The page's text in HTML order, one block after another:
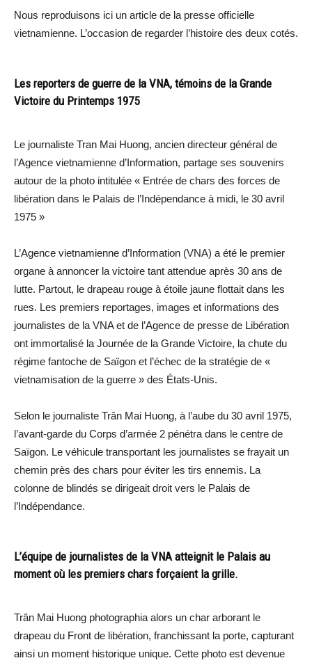
Nous reproduisons ici un article de la presse officielle
vietnamienne. L’occasion de regarder l’histoire des deux cotés.
Les reporters de guerre de la VNA, témoins de la Grande
Victoire du Printemps 1975
Le journaliste Tran Mai Huong, ancien directeur général de
l’Agence vietnamienne d’Information, partage ses souvenirs
autour de la photo intitulée « Entrée de chars des forces de
libération dans le Palais de l’Indépendance à midi, le 30 avril
1975 »
L’Agence vietnamienne d’Information (VNA) a été le premier
organe à annoncer la victoire tant attendue après 30 ans de
lutte. Partout, le drapeau rouge à étoile jaune flottait dans les
rues. Les premiers reportages, images et informations des
journalistes de la VNA et de l’Agence de presse de Libération
ont immortalisé la Journée de la Grande Victoire, la chute du
régime fantoche de Saïgon et l’échec de la stratégie de «
vietnamisation de la guerre » des États-Unis.
Selon le journaliste Trân Mai Huong, à l’aube du 30 avril 1975,
l’avant-garde du Corps d’armée 2 pénétra dans le centre de
Saïgon. Le véhicule transportant les journalistes se frayait un
chemin près des chars pour éviter les tirs ennemis. La
colonne de blindés se dirigeait droit vers le Palais de
l’Indépendance.
L’équipe de journalistes de la VNA atteignit le Palais au
moment où les premiers chars forçaient la grille.
Trân Mai Huong photographia alors un char arborant le
drapeau du Front de libération, franchissant la porte, capturant
ainsi un moment historique unique. Cette photo est devenue